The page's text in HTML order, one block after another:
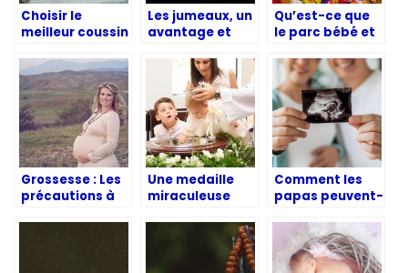
Choisir le
meilleur coussin
pour bébé
Les jumeaux, un
avantage et
deux en un !
Qu’est-ce que
le parc bébé et
avantages ?
Grossesse : Les
précautions à
Une medaille
miraculeuse
pourquoi faut-il
Comment les
papas peuvent-
pour assurer la
préparation de
leur bébé ?